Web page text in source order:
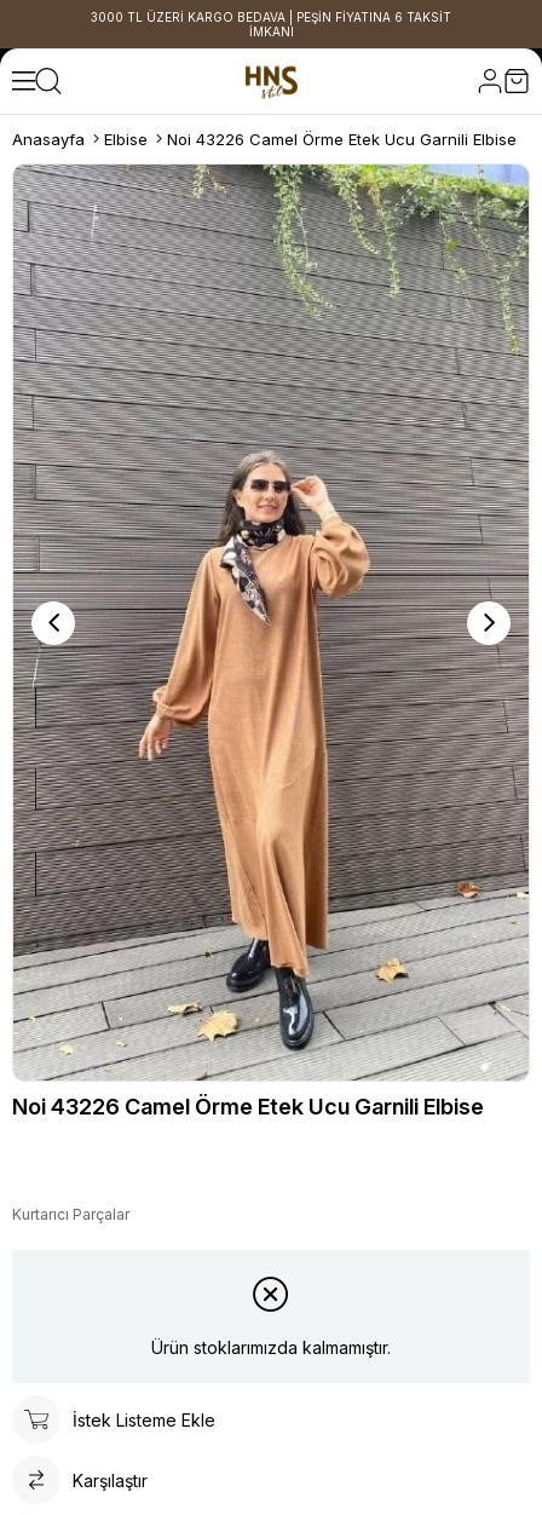
3000 TL ÜZERİ KARGO BEDAVA | PEŞİN FİYATINA 6 TAKSİT
İMKANI
Anasayfa Elbise Noi 43226 Camel Örme Etek Ucu Garnili Elbise
Noi 43226 Camel Örme Etek Ucu Garnili Elbise
Kurtarıcı Parçalar
Ürün stoklarımızda kalmamıştır.
İstek Listeme Ekle
Karşılaştır